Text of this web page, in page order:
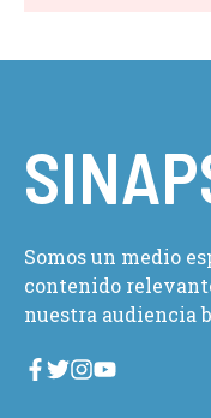
Somos un medio
contenido
nuestra audiencia